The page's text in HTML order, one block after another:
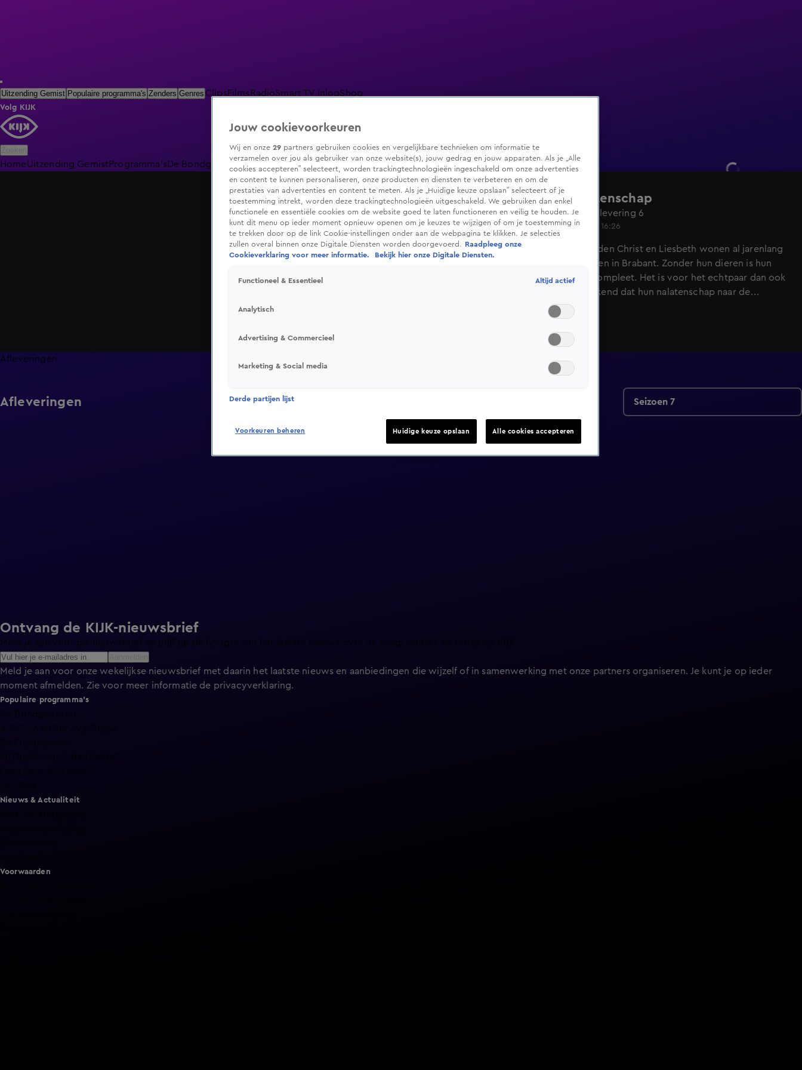
Uitzending Gemist Populaire programma's Zenders Genres ClipsFilms RadioSmart TV inlogShop
Volg KIJK
HomeUitzending GemistProgramma's De Bondgenoten De Oranjezomer Livestreams Shop
De Nalatenschap
Seizoen 7, aflevering 6
26 nov 2022, 16:26
Dierenvrienden Christ en Liesbeth wonen al jarenlang
heerlijk samen in Brabant. Zonder hun dieren is hun
gezin niet compleet. Het is voor het echtpaar dan ook
vanzelfsprekend dat hun nalatenschap naar de
Dierenbescherming gaat.
Afleveringen
Afleveringen Seizoen 7
Ontvang de KIJK-nieuwsbrief
Meld je aan voor de nieuwsbrief en blijf op de hoogte van het laatste nieuws over de programma’s en series op KIJK.
Meld je aan voor onze wekelijkse nieuwsbrief met daarin het laatste nieuws en aanbiedingen die wijzelf of in samenwerking met onze partners organiseren. Je kunt je op ieder
moment afmelden. Zie voor meer informatie de privacyverklaring.
Populaire programma's
De Bondgenoten
Nieuws & Actualiteit
Voorwaarden
Jouw cookievoorkeuren
Wij en onze 29 partners gebruiken cookies en vergelijkbare technieken om informatie te
verzamelen over jou als gebruiker van onze website(s), jouw gedrag en jouw apparaten. Als je „Alle
cookies accepteren” selecteert, worden trackingtechnologieën ingeschakeld om onze advertenties
en content te kunnen personaliseren, onze producten en diensten te verbeteren en om de
prestaties van advertenties en content te meten. Als je „Huidige keuze opslaan” selecteert of je
toestemming intrekt, worden deze trackingtechnologieën uitgeschakeld. We gebruiken dan enkel
functionele en essentiële cookies om de website goed te laten functioneren en veilig te houden. Je
kunt dit menu op ieder moment opnieuw openen om je keuzes te wijzigen of om je toestemming in
te trekken door op de link Cookie-instellingen onder aan de webpagina te klikken. Je selecties
zullen overal binnen onze Digitale Diensten worden doorgevoerd.
Raadpleeg onze
Cookieverklaring voor meer informatie.
Bekijk hier onze Digitale Diensten.
Functioneel & Essentieel Altijd actief
Analytisch
Advertising & Commercieel
Marketing & Social media
Derde partijen lijst
Voorkeuren beheren Huidige keuze opslaan Alle cookies accepteren